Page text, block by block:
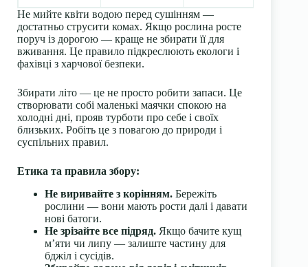
Не мийте квіти водою перед сушінням —
достатньо струсити комах. Якщо рослина росте
поруч із дорогою — краще не збирати її для
вживання. Це правило підкреслюють екологи і
фахівці з харчової безпеки.
Збирати літо — це не просто робити запаси. Це
створювати собі маленькі маячки спокою на
холодні дні, прояв турботи про себе і своїх
близьких. Робіть це з повагою до природи і
суспільних правил.
Етика та правила збору:
Не виривайте з корінням. Бережіть
рослини — вони мають рости далі і давати
нові батоги.
Не зрізайте все підряд. Якщо бачите кущ
м’яти чи липу — залиште частину для
бджіл і сусідів.